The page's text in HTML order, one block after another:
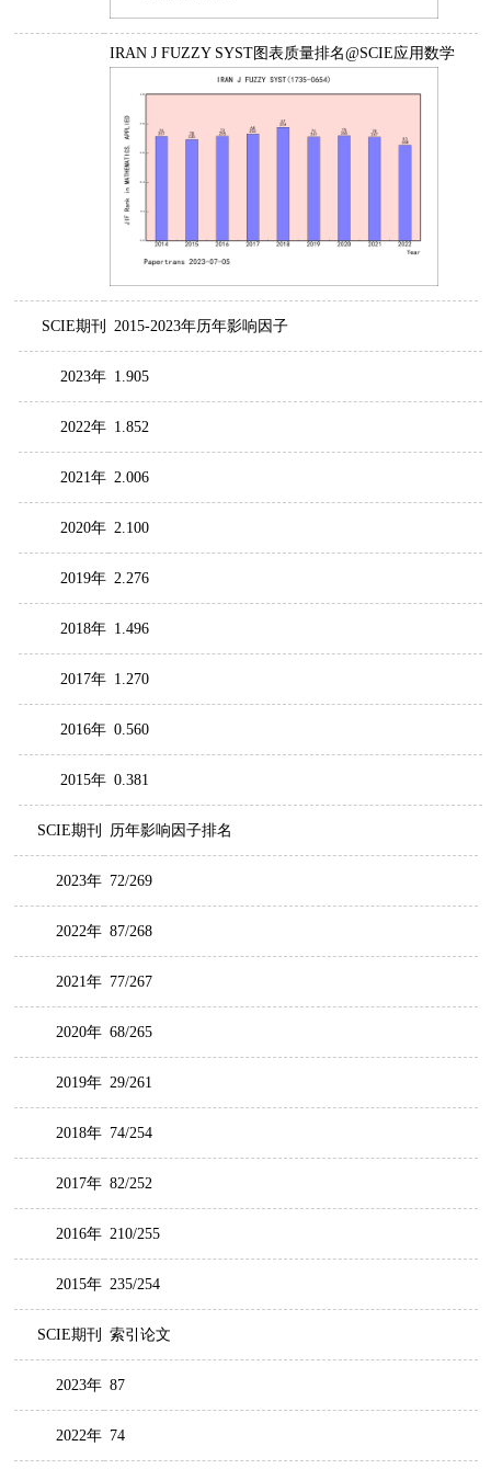
IRAN J FUZZY SYST图表质量排名@SCIE应用数学
SCIE期刊 2015-2023年历年影响因子
2023年 1.905
2022年 1.852
2021年 2.006
2020年 2.100
2019年 2.276
2018年 1.496
2017年 1.270
2016年 0.560
2015年 0.381
SCIE期刊 历年影响因子排名
2023年 72/269
2022年 87/268
2021年 77/267
2020年 68/265
2019年 29/261
2018年 74/254
2017年 82/252
2016年 210/255
2015年 235/254
SCIE期刊 索引论文
2023年 87
2022年 74